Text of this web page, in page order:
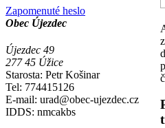
Zapomenuté heslo
Obec Újezdec
Újezdec 49
277 45 Úžice
Starosta: Petr Košinar
Tel: 774415126
E-mail: urad@obec-ujezdec.cz
IDDS: nmcakbs